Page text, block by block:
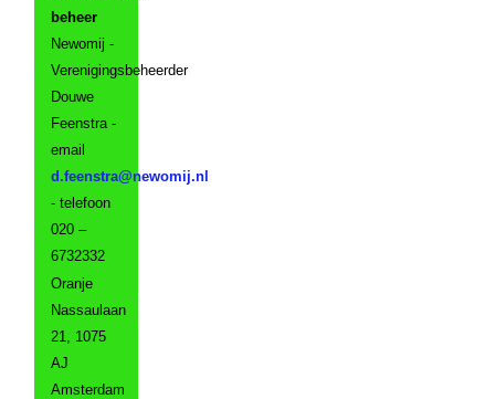
beheer
Newomij -
Verenigingsbeheerder
Douwe
Feenstra -
email
- telefoon
020 –
6732332
Oranje
Nassaulaan
21, 1075
AJ
Amsterdam